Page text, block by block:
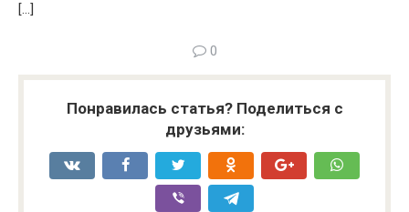
[…]
0
Понравилась статья? Поделиться с
друзьями: